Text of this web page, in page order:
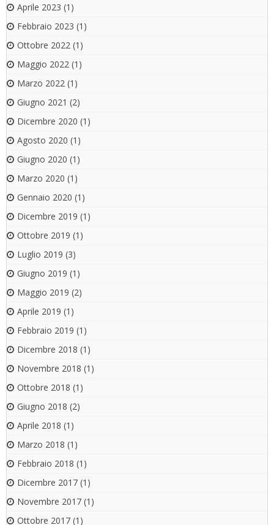
Aprile 2023 (1)
Febbraio 2023 (1)
Ottobre 2022 (1)
Maggio 2022 (1)
Marzo 2022 (1)
Giugno 2021 (2)
Dicembre 2020 (1)
Agosto 2020 (1)
Giugno 2020 (1)
Marzo 2020 (1)
Gennaio 2020 (1)
Dicembre 2019 (1)
Ottobre 2019 (1)
Luglio 2019 (3)
Giugno 2019 (1)
Maggio 2019 (2)
Aprile 2019 (1)
Febbraio 2019 (1)
Dicembre 2018 (1)
Novembre 2018 (1)
Ottobre 2018 (1)
Giugno 2018 (2)
Aprile 2018 (1)
Marzo 2018 (1)
Febbraio 2018 (1)
Dicembre 2017 (1)
Novembre 2017 (1)
Ottobre 2017 (1)